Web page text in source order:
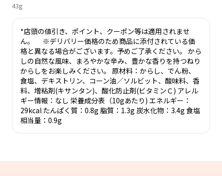
43g
*店頭の値引き、ポイント、クーポン等は適用されませ
ん。 ※デリバリー価格のため商品に添付されている価
格と異なる場合がございます。予めご了承ください。 から
しの自然な風味、まろやかな辛み、豊かな香りを持つねり
からしをお楽しみください。 原材料：からし、でん粉、
食塩、デキストリン、コーン油／ソルビット、酸味料、香
料、増粘剤(キサンタン)、酸化防止剤(ビタミンＣ) アレル
ギー情報：なし 栄養成分表（10gあたり) エネルギー：
29kcal たんぱく質：0.8g 脂質：1.3g 炭水化物：3.4g 食塩
相当量：0.9g